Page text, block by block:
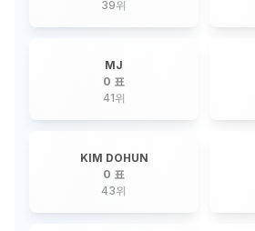
39위
MJ
0 표
41위
KIM DOHUN
0 표
43위